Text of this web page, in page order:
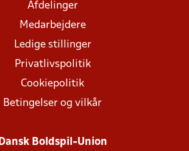
Afdelinger
Medarbejdere
Ledige stillinger
Privatlivspolitik
Cookiepolitik
Betingelser og vilkår
Dansk Boldspil-Union